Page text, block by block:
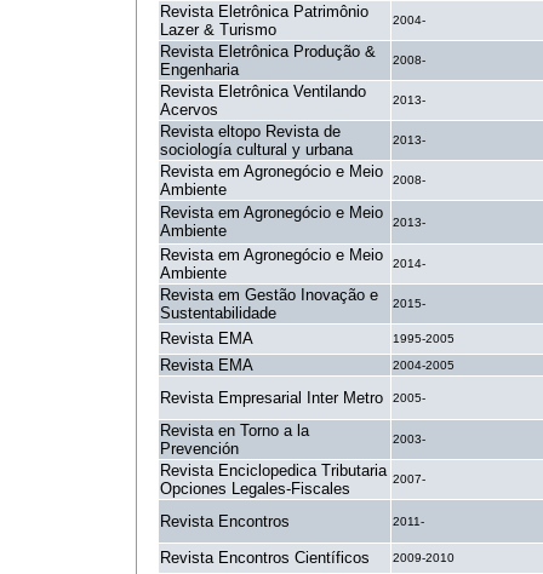
Revista Eletrônica Patrimônio
Lazer & Turismo
2004-
Revista Eletrônica Produção &
Engenharia
2008-
Revista Eletrônica Ventilando
Acervos
2013-
Revista eltopo Revista de
sociología cultural y urbana
2013-
Revista em Agronegócio e Meio
Ambiente
2008-
Revista em Agronegócio e Meio
Ambiente
2013-
Revista em Agronegócio e Meio
Ambiente
2014-
Revista em Gestão Inovação e
Sustentabilidade
2015-
Revista EMA 1995-2005
Revista EMA 2004-2005
Revista Empresarial Inter Metro 2005-
Revista en Torno a la
Prevención
2003-
Revista Enciclopedica Tributaria
Opciones Legales-Fiscales
2007-
Revista Encontros 2011-
Revista Encontros Científicos 2009-2010